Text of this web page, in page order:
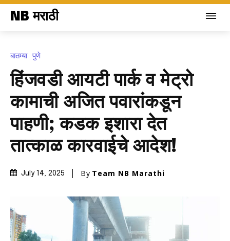
NB मराठी
बातम्या पुणे
हिंजवडी आयटी पार्क व मेट्रो
कामाची अजित पवारांकडून
पाहणी; कडक इशारा देत
तात्काळ कारवाईचे आदेश!
July 14, 2025 By Team NB Marathi